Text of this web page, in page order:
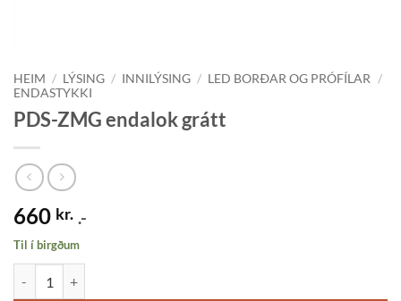
HEIM / LÝSING / INNILÝSING / LED BORÐAR OG PRÓFÍLAR
/
ENDASTYKKI
PDS-ZMG endalok grátt
660 kr. .-
Til í birgðum